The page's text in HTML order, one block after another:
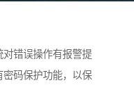
对错误操作有报警提
码保护功能，以保